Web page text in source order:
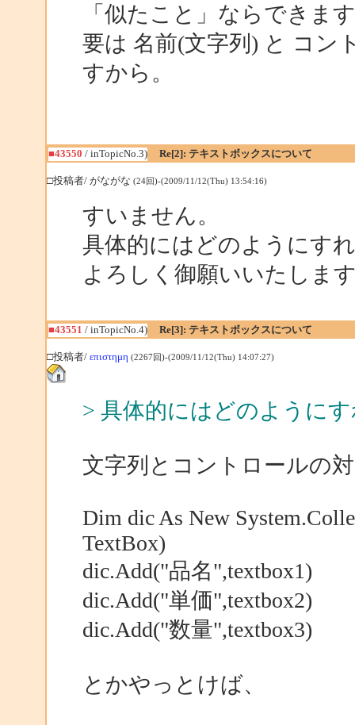
「似たこと」ならできま
要は 名前(文字列) と コン
すから。
■43550 / inTopicNo.3) Re[2]: テキストボックスについて
□投稿者/ がながな (24回)-(2009/11/12(Thu) 13:54:16)
すいません。
具体的にはどのようにす
よろしく御願いいたしま
■43551 / inTopicNo.4) Re[3]: テキストボックスについて
□投稿者/ επιστημη (2267回)-(2009/11/12(Thu) 14:07:27)
> 具体的にはどのように
文字列とコントロールの
Dim dic As New
TextBox)
dic.Add("品名",textbox1)
dic.Add("単価",textbox2)
dic.Add("数量",textbox3)
とかやっとけば、